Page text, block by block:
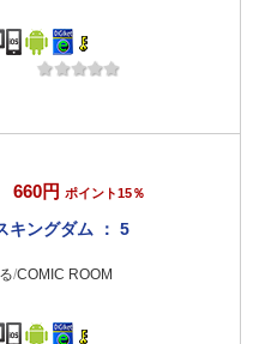
ック
660円 ポイント15％
キングダム ： 5
/COMIC ROOM
ック